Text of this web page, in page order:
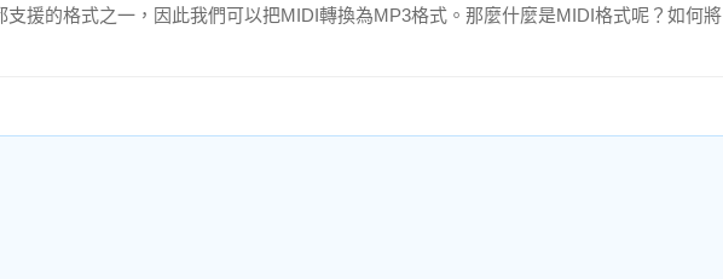
援的格式之一，因此我們可以把MIDI轉換為MP3格式。那麼什麼是MIDI格式呢？如何將